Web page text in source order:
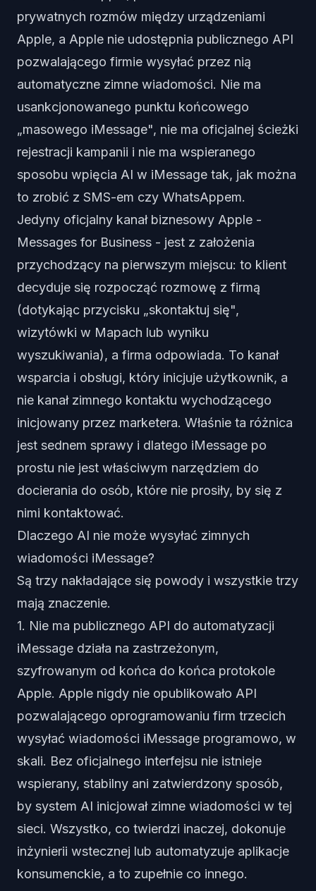
prywatnych rozmów między urządzeniami
Apple, a Apple nie udostępnia publicznego API
pozwalającego firmie wysyłać przez nią
automatyczne zimne wiadomości. Nie ma
usankcjonowanego punktu końcowego
„masowego iMessage", nie ma oficjalnej ścieżki
rejestracji kampanii i nie ma wspieranego
sposobu wpięcia AI w iMessage tak, jak można
to zrobić z SMS-em czy WhatsAppem.
Jedyny oficjalny kanał biznesowy Apple -
Messages for Business - jest z założenia
przychodzący na pierwszym miejscu: to klient
decyduje się rozpocząć rozmowę z firmą
(dotykając przycisku „skontaktuj się",
wizytówki w Mapach lub wyniku
wyszukiwania), a firma odpowiada. To kanał
wsparcia i obsługi, który inicjuje użytkownik, a
nie kanał zimnego kontaktu wychodzącego
inicjowany przez marketera. Właśnie ta różnica
jest sednem sprawy i dlatego iMessage po
prostu nie jest właściwym narzędziem do
docierania do osób, które nie prosiły, by się z
nimi kontaktować.
Dlaczego AI nie może wysyłać zimnych
wiadomości iMessage?
Są trzy nakładające się powody i wszystkie trzy
mają znaczenie.
1. Nie ma publicznego API do automatyzacji
iMessage działa na zastrzeżonym,
szyfrowanym od końca do końca protokole
Apple. Apple nigdy nie opublikowało API
pozwalającego oprogramowaniu firm trzecich
wysyłać wiadomości iMessage programowo, w
skali. Bez oficjalnego interfejsu nie istnieje
wspierany, stabilny ani zatwierdzony sposób,
by system AI inicjował zimne wiadomości w tej
sieci. Wszystko, co twierdzi inaczej, dokonuje
inżynierii wstecznej lub automatyzuje aplikacje
konsumenckie, a to zupełnie co innego.